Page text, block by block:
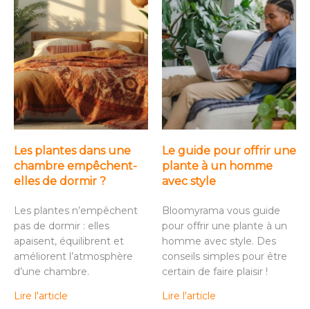
Les plantes dans une
chambre empêchent-
elles de dormir ?
Les plantes n’empêchent
pas de dormir : elles
apaisent, équilibrent et
améliorent l’atmosphère
d’une chambre.
Lire l'article
Le guide pour offrir une
plante à un homme
avec style
Bloomyrama vous guide
pour offrir une plante à un
homme avec style. Des
conseils simples pour être
certain de faire plaisir !
Lire l'article